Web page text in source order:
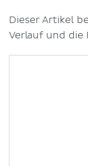
Dieser Artikel
Verlauf und die